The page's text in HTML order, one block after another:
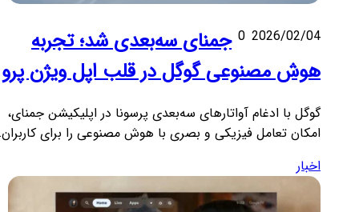
2026/02/04
0 جمنای سه‌بعدی شد؛ تجربه
هوش مصنوعی گوگل در قلب اپل ویژن پرو
گوگل با ادغام آواتارهای سه‌بعدی پرسونا در اپلیکیشن جمنای،
امکان تعامل فیزیکی و بصری با هوش مصنوعی را برای کاربران…
اخبار